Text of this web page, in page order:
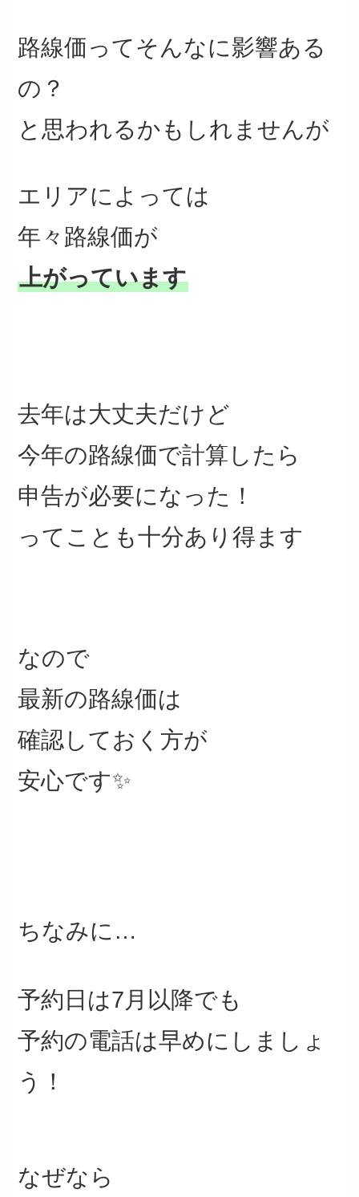
路線価ってそんなに影響ある
の？
と思われるかもしれませんが
エリアによっては
年々路線価が
上がっています
去年は大丈夫だけど
今年の路線価で計算したら
申告が必要になった！
ってことも十分あり得ます
なので
最新の路線価は
確認しておく方が
安心です✨
ちなみに…
予約日は7月以降でも
予約の電話は早めにしましょ
う！
なぜなら